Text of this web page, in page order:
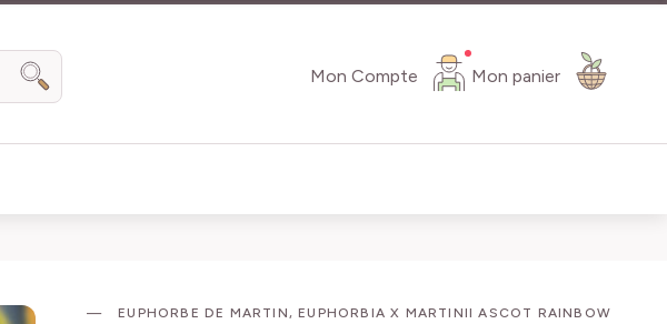
Mon Compte Mon panier
Chercher
EUPHORBE DE MARTIN, EUPHORBIA X MARTINII ASCOT RAINBOW